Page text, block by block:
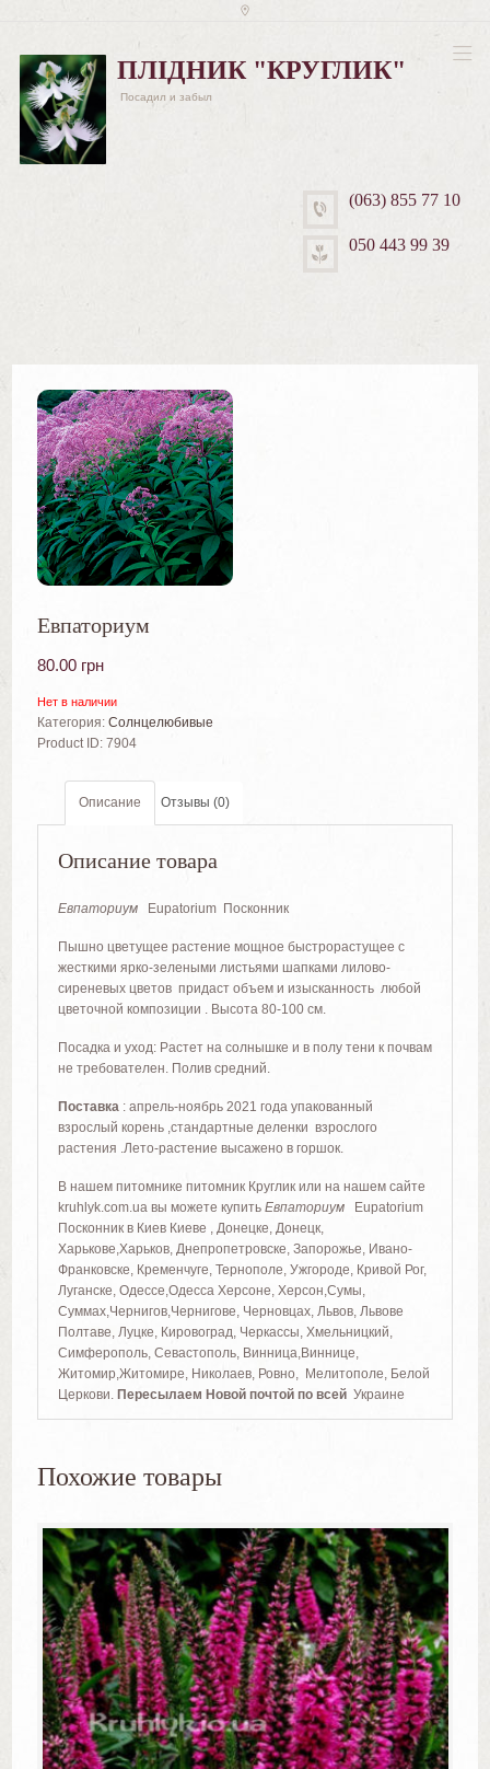
ПЛІДНИК "КРУГЛИК"
Посадил и забыл
(063) 855 77 10
050 443 99 39
Евпаториум
80.00 грн
Нет в наличии
Категория: Солнцелюбивые
Product ID: 7904
Описание Отзывы (0)
Описание товара
ЕвпаториумEupatorium Посконник
Пышно цветущее растение мощное быстрорастущее с
жесткими ярко-зелеными листьями шапками лилово-
сиреневых цветов придаст объем и изысканность любой
цветочной композиции . Высота 80-100 см.
Посадка и уход: Растет на солнышке и в полу тени к почвам
не требователен. Полив средний.
Поставка : апрель-ноябрь 2021 года упакованный
взрослый корень ,стандартные деленки взрослого
растения .Лето-растение высажено в горшок.
В нашем питомнике питомник Круглик или на нашем сайте
kruhlyk.com.ua вы можете купить ЕвпаториумEupatorium
Посконник в Киев Киеве , Донецке, Донецк,
Харькове,Харьков, Днепропетровске, Запорожье, Ивано-
Франковске, Кременчуге, Тернополе, Ужгороде, Кривой Рог,
Луганске, Одессе,Одесса Херсоне, Херсон,Сумы,
Суммах,Чернигов,Чернигове, Черновцах, Львов, Львове
Полтаве, Луцке, Кировоград, Черкассы, Хмельницкий,
Симферополь, Севастополь, Винница,Виннице,
Житомир,Житомире, Николаев, Ровно, Мелитополе, Белой
Церкови. Пересылаем Новой почтой по всейУкраине
Похожие товары